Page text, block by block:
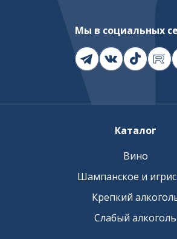
Мы в социальных
Каталог
Вино
Шампанское и
Крепкий
Слабый алкоголь